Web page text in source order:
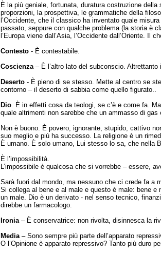
È la più geniale, fortunata, duratura costruzione
proporzioni, la prospettiva, le grammatiche della
l’Occidente, che il classico ha inventato quale
passato, seppure con qualche problema (la storia è
l’Europa viene dall’Asia, l’Occidente dall’Oriente. Il
Contesto - È contestabile.
Coscienza – È l’altro lato del subconscio. Altrettanto
Deserto - È pieno di se stesso. Mette al centro se
contorno – il deserto di sabbia come quello figurato..
Dio . È in effetti cosa da teologi, se c’è e come fa.
quale altrimenti non sarebbe che un ammasso di gas
Non è buono. È povero, ignorante, stupido, cattivo
suo meglio e più ha successo. La religione è un
È umano. È solo umano, Lui stesso lo sa, che nella
È l’impossibilità.
L’impossibile è qualcosa che si vorrebbe – essere,
Sarà fuori dal mondo, ma nessuno che ci crede fa a
Si collega al bene e al male e questo è male: bene
un male. Dio è un derivato - nel senso tecnico,
direbbe un farmacologo.
Ironia – È conservatrice: non rivolta, disinnesca la
Media – Sono sempre più parte dell’apparato
O l’Opinione è apparato repressivo? Tanto più duro